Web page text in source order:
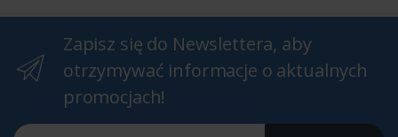
Zapisz się do Newslettera, aby
otrzymywać informacje o aktualnych
promocjach!
Adres email